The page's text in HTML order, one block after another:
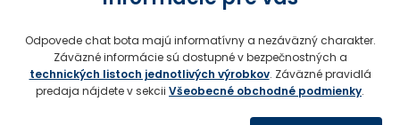
Odpovede chat bota majú informatívny a nezáväzný charakter.
Záväzné informácie sú dostupné v bezpečnostných a
technických listoch jednotlivých výrobkov. Záväzné pravidlá
predaja nájdete v sekcii Všeobecné obchodné podmienky.